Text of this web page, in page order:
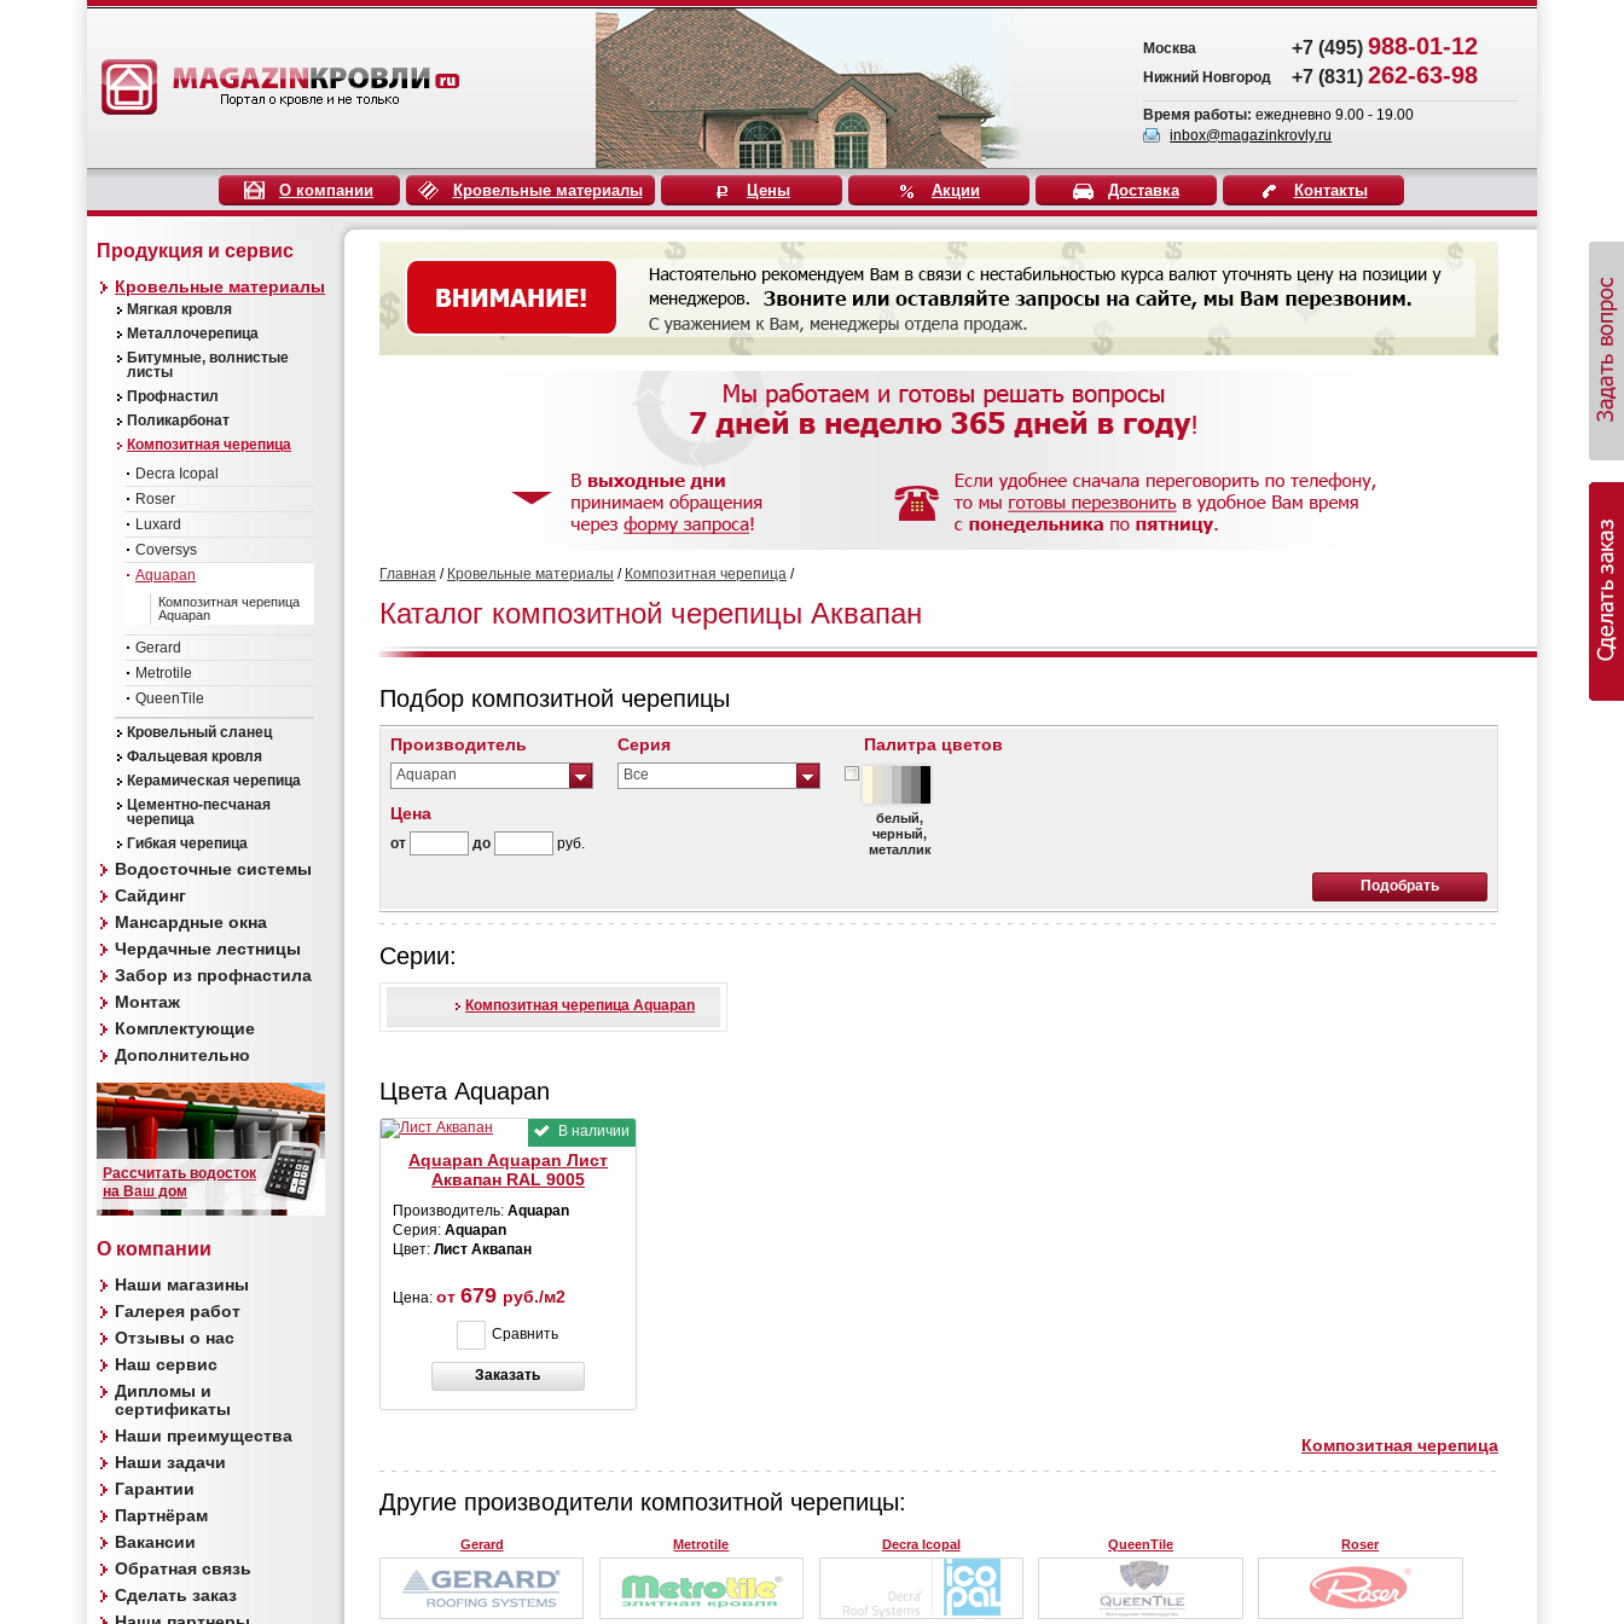
Москва +7 (495)988-01-12
Нижний Новгород +7 (831)262-63-98
Время работы: ежедневно 9.00 - 19.00
inbox@magazinkrovly.ru
О компании Кровельные материалы Цены Акции Доставка Контакты
Продукция и сервис
Кровельные материалы
Мягкая кровля
Металлочерепица
Битумные, волнистые
листы
Профнастил
Поликарбонат
Композитная черепица
Decra Icopal
Roser
Luxard
Coversys
Aquapan
Композитная черепица
Aquapan
Gerard
Metrotile
QueenTile
Кровельный сланец
Фальцевая кровля
Керамическая черепица
Цементно-песчаная
черепица
Гибкая черепица
Водосточные системы
Сайдинг
Мансардные окна
Чердачные лестницы
Забор из профнастила
Монтаж
Комплектующие
Дополнительно
Рассчитать водосток
на Ваш дом
О компании
Наши магазины
Галерея работ
Отзывы о нас
Наш сервис
Дипломы и
сертификаты
Наши преимущества
Наши задачи
Гарантии
Партнёрам
Вакансии
Обратная связь
Сделать заказ
Главная / Кровельные материалы / Композитная черепица /
Каталог композитной черепицы Аквапан
Подбор композитной черепицы
Производитель
Aquapan
Серия
Все
Цена
от до руб.
Палитра цветов
белый,
черный,
металлик
Серии:
Композитная черепица Aquapan
Цвета Aquapan
В наличии
Aquapan Aquapan Лист
Аквапан RAL 9005
Производитель: Aquapan
Серия: Aquapan
Цвет: Лист Аквапан
Цена: от 679 руб./м2
Сравнить
Заказать
Композитная черепица
Другие производители композитной черепицы:
Gerard Metrotile Decra Icopal QueenTile Roser